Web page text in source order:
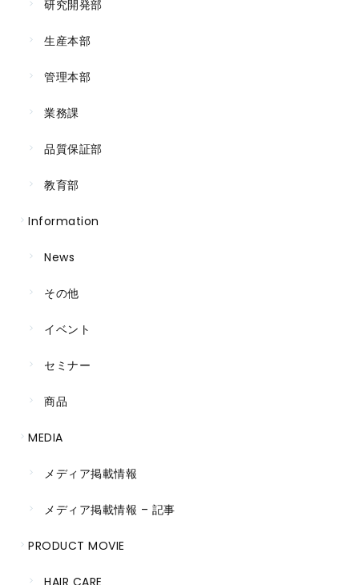
研究開発部
生産本部
管理本部
業務課
品質保証部
教育部
Information
News
その他
イベント
セミナー
商品
MEDIA
メディア掲載情報
メディア掲載情報 – 記事
PRODUCT MOVIE